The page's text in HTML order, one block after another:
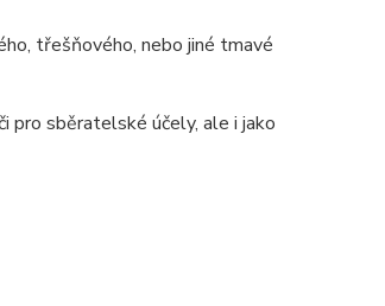
třešňového, nebo jiné tmavé
pro sběratelské účely, ale i jako